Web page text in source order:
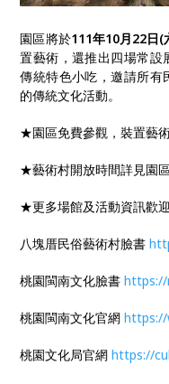
園區將於111年10月22日(
置藝術，還推出四場常設
傳統特色小吃，邀請所有
的傳統文化活動。
★園區免費參觀，裝置藝
★藝術村開放時間詳見園
★更多場館及活動資訊歡
八塊厝民俗藝術村臉書
桃園閩南文化臉書https://
桃園閩南文化官網https://
桃園文化局官網https://